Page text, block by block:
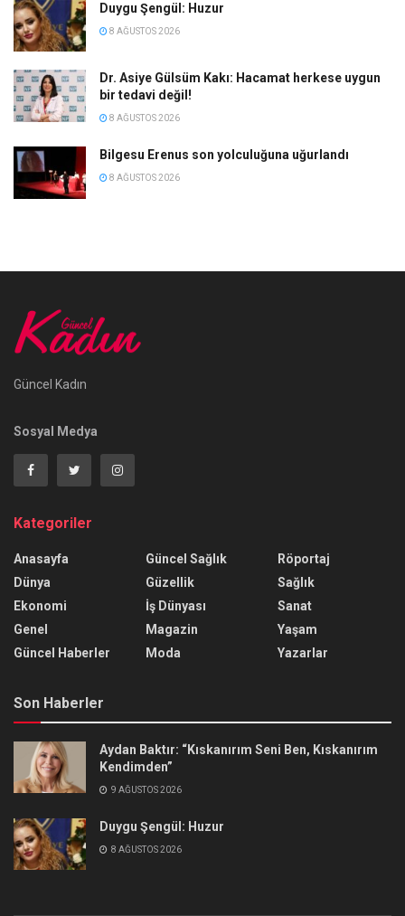
Duygu Şengül: Huzur
8 AĞUSTOS 2026
Dr. Asiye Gülsüm Kakı: Hacamat herkese uygun
bir tedavi değil!
8 AĞUSTOS 2026
Bilgesu Erenus son yolculuğuna uğurlandı
8 AĞUSTOS 2026
Güncel Kadın
Sosyal Medya
Kategoriler
Anasayfa
Dünya
Ekonomi
Genel
Güncel Haberler
Güncel Sağlık
Güzellik
İş Dünyası
Magazin
Moda
Röportaj
Sağlık
Sanat
Yaşam
Yazarlar
Son Haberler
Aydan Baktır: “Kıskanırım Seni Ben, Kıskanırım
Kendimden”
9 AĞUSTOS 2026
Duygu Şengül: Huzur
8 AĞUSTOS 2026